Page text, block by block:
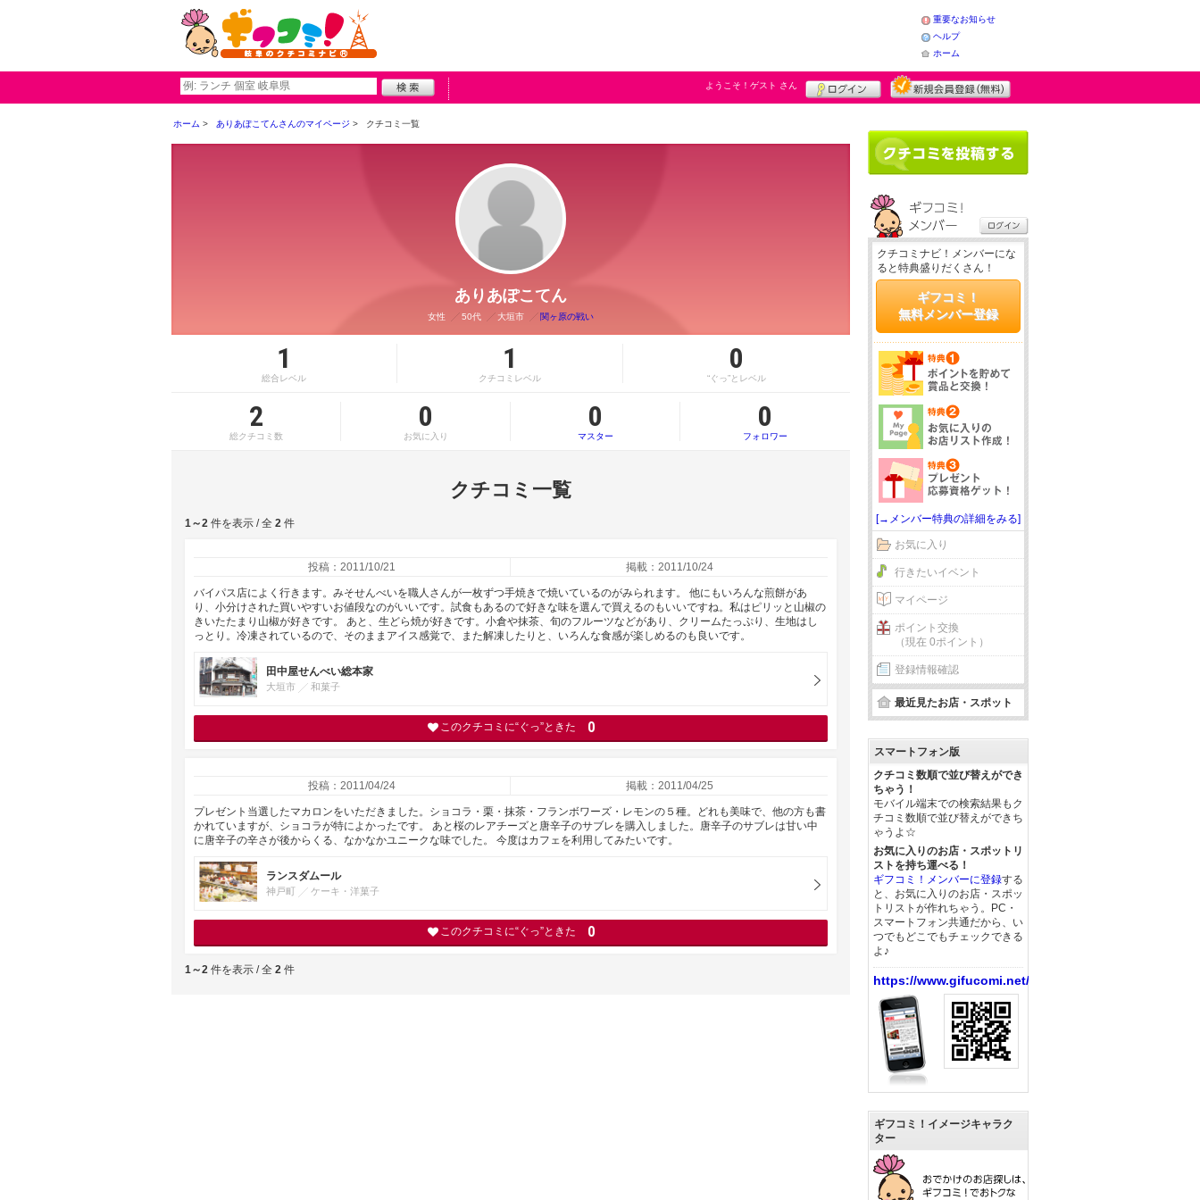
重要なお知らせ
ヘルプ
ホーム
ようこそ！ ゲスト さん
ホーム ありあぽこてんさんのマイページ クチコミ一覧
ありあぽこてん
女性 50代 大垣市 関ヶ原の戦い
1
総合レベル
1
クチコミレベル
0
“ぐっ”とレベル
2
総クチコミ数
0
お気に入り
0
マスター
0
フォロワー
クチコミ一覧
1～2 件を表示 / 全 2 件
投稿：2011/10/21 掲載：2011/10/24
バイパス店によく行きます。みそせんべいを職人さんが一枚ずつ手焼きで焼いているのがみられます。 他にもいろんな煎餅があ
り、小分けされた買いやすいお値段なのがいいです。試食もあるので好きな味を選んで買えるのもいいですね。私はピリッと山椒の
きいたたまり山椒が好きです。 あと、生どら焼が好きです。小倉や抹茶、旬のフルーツなどがあり、クリームたっぷり、生地はし
っとり。冷凍されているので、そのままアイス感覚で、また解凍したりと、いろんな食感が楽しめるのも良いです。
田中屋せんべい総本家
大垣市 和菓子
このクチコミに“ぐっ”ときた 0
投稿：2011/04/24 掲載：2011/04/25
プレゼント当選したマカロンをいただきました。ショコラ・栗・抹茶・フランボワーズ・レモンの５種。どれも美味で、他の方も書
かれていますが、ショコラが特によかったです。 あと桜のレアチーズと唐辛子のサブレを購入しました。唐辛子のサブレは甘い中
に唐辛子の辛さが後からくる、なかなかユニークな味でした。 今度はカフェを利用してみたいです。
ランスダムール
神戸町 ケーキ・洋菓子
このクチコミに“ぐっ”ときた 0
1～2 件を表示 / 全 2 件
クチコミナビ！メンバーにな
ると特典盛りだくさん！
ギフコミ！
無料メンバー登録
[→メンバー特典の詳細をみる]
お気に入り
行きたいイベント
マイページ
ポイント交換
（現在 0ポイント）
登録情報確認
最近見たお店・スポット
スマートフォン版
クチコミ数順で並び替えができ
ちゃう！
モバイル端末での検索結果もク
チコミ数順で並び替えができち
ゃうよ☆
お気に入りのお店・スポットリ
ストを持ち運べる！
ギフコミ！メンバーに登録する
と、お気に入りのお店・スポッ
トリストが作れちゃう。PC・
スマートフォン共通だから、い
つでもどこでもチェックできる
よ♪
https://www.gifucomi.net/
ギフコミ！イメージキャラク
ター